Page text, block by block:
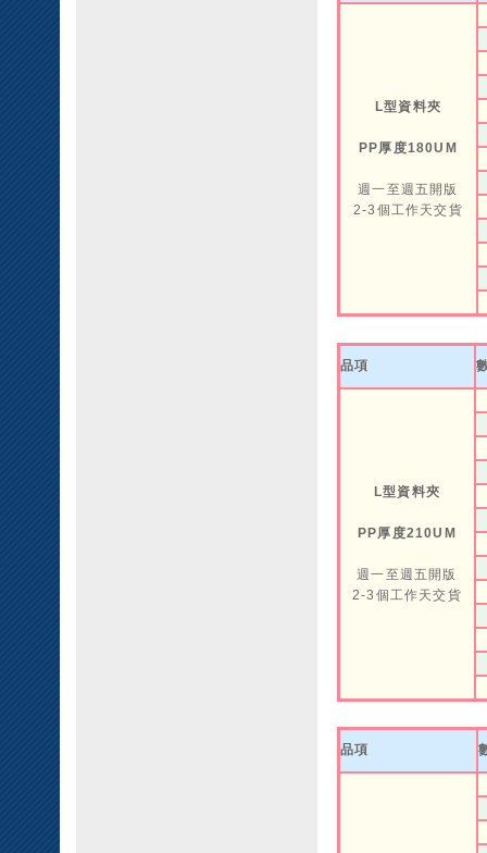
L型資料夾
PP厚度180UM
週一至週五開版
2-3個工作天交貨
品項
L型資料夾
PP厚度210UM
週一至週五開版
2-3個工作天交貨
品項